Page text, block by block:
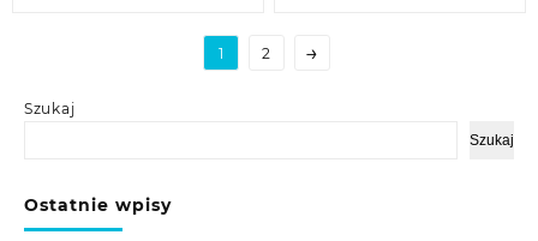
Szukaj
Szukaj
Ostatnie wpisy
1 2 →